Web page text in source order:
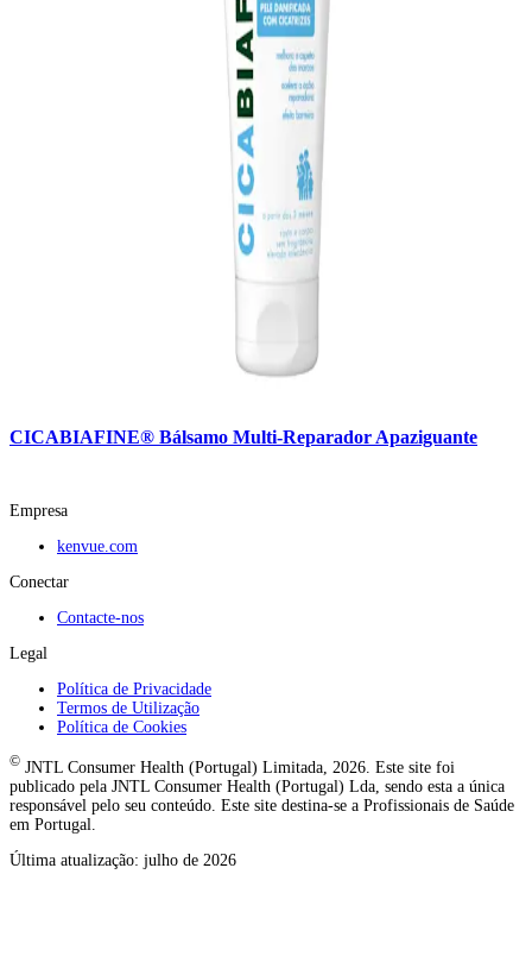
CICABIAFINE® Bálsamo Multi-Reparador Apaziguante
Empresa
kenvue.com
Conectar
Contacte-nos
Legal
Política de Privacidade
Termos de Utilização
Política de Cookies
© JNTL Consumer Health (Portugal) Limitada, 2026. Este site foi
publicado pela JNTL Consumer Health (Portugal) Lda, sendo esta a única
responsável pelo seu conteúdo. Este site destina-se a Profissionais de Saúde
em Portugal.
Última atualização: julho de 2026